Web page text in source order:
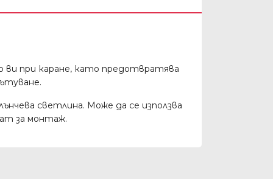
ви при каране, като предотвратява
светлина. Може да се използва
за монтаж.